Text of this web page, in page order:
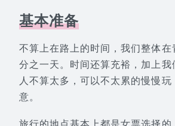
基本准备
不算上在路上的时间，我们整体在
分之一天。时间还算充裕，加上
人不算太多，可以不太累的慢慢
意。
旅行的地点基本上都是女票选择的